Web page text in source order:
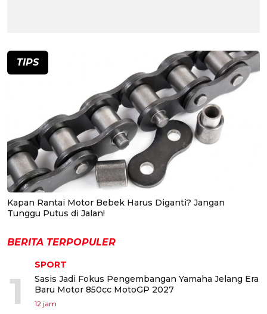
TIPS
Kapan Rantai Motor Bebek Harus Diganti? Jangan
Tunggu Putus di Jalan!
BERITA TERPOPULER
1
SPORT
Sasis Jadi Fokus Pengembangan Yamaha Jelang Era
Baru Motor 850cc MotoGP 2027
12 jam